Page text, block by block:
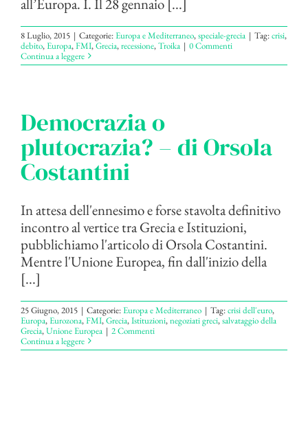
8 Luglio, 2015 | Categorie:Europa e Mediterraneo,speciale-grecia | Tag:crisi,
debito,Europa,FMI,Grecia,recessione,Troika | 0 Commenti
Continua a leggere
Democrazia o
plutocrazia? – di Orsola
Costantini
In attesa dell'ennesimo e forse stavolta definitivo
incontro al vertice tra Grecia e Istituzioni,
pubblichiamo l'articolo di Orsola Costantini.
Mentre l'Unione Europea, fin dall'inizio della
[...]
25 Giugno, 2015 | Categorie:Europa e Mediterraneo | Tag:crisi dell'euro,
Europa,Eurozona,FMI,Grecia,Istituzioni,negoziati greci,salvataggio della
Grecia,Unione Europea | 2 Commenti
Continua a leggere